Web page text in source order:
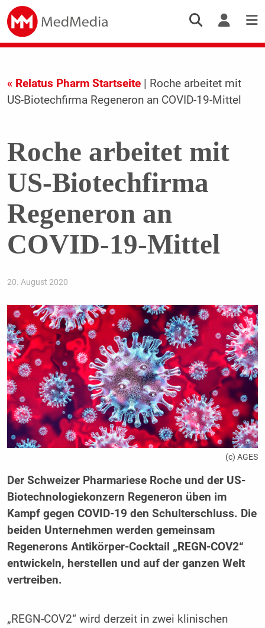
« Relatus Pharm Startseite| Roche arbeitet mit
US-Biotechfirma Regeneron an COVID-19-Mittel
Roche arbeitet mit
US-Biotechfirma
Regeneron an
COVID-19-Mittel
20. August 2020
(c) AGES
Der Schweizer Pharmariese Roche und der US-
Biotechnologiekonzern Regeneron üben im
Kampf gegen COVID-19 den Schulterschluss. Die
beiden Unternehmen werden gemeinsam
Regenerons Antikörper-Cocktail „REGN-COV2“
entwickeln, herstellen und auf der ganzen Welt
vertreiben.
„REGN-COV2“ wird derzeit in zwei klinischen